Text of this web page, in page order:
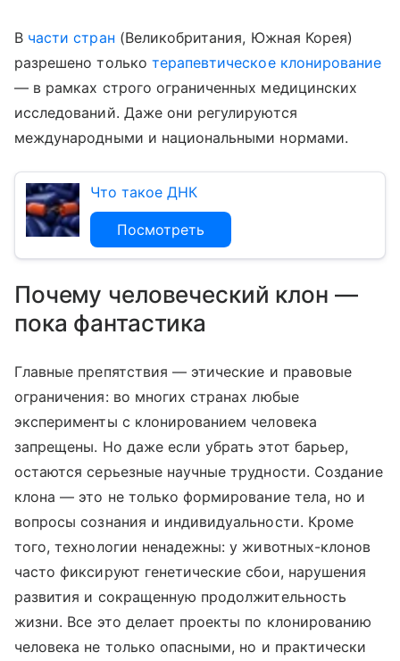
В части стран (Великобритания, Южная Корея)
разрешено только терапевтическое клонирование
— в рамках строго ограниченных медицинских
исследований. Даже они регулируются
международными и национальными нормами.
Что такое ДНК
Посмотреть
Почему человеческий клон —
пока фантастика
Главные препятствия — этические и правовые
ограничения: во многих странах любые
эксперименты с клонированием человека
запрещены. Но даже если убрать этот барьер,
остаются серьезные научные трудности. Создание
клона — это не только формирование тела, но и
вопросы сознания и индивидуальности. Кроме
того, технологии ненадежны: у животных-клонов
часто фиксируют генетические сбои, нарушения
развития и сокращенную продолжительность
жизни. Все это делает проекты по клонированию
человека не только опасными, но и практически